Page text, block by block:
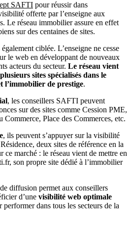
SAFTI pour réussir dans
offerte par l’enseigne aux
Le réseau immobilier assure en effet
sur des centaines de sites.
ciblée. L’enseigne ne cesse
le web en développant de nouveaux
acteurs du secteur. Le réseau vient
sites spécialisés dans le
l’immobilier de prestige.
, les conseillers SAFTI peuvent
sur des sites comme Cession PME,
Place des Commerces, etc.
, ils peuvent s’appuyer sur la visibilité
deux sites de référence en la
ce marché : le réseau vient de mettre en
son propre site dédié à l’immobilier
diffusion permet aux conseillers
d’une visibilité web optimale
performer dans tous les secteurs de la